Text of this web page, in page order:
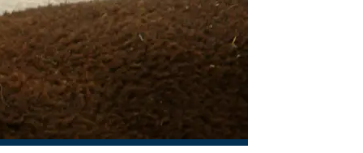
South Africa
personnel